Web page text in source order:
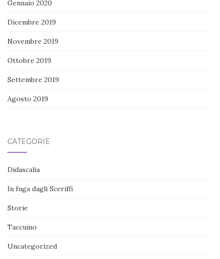
Gennaio 2020
Dicembre 2019
Novembre 2019
Ottobre 2019
Settembre 2019
Agosto 2019
CATEGORIE
Didascalia
In fuga dagli Sceriffi
Storie
Taccuino
Uncategorized